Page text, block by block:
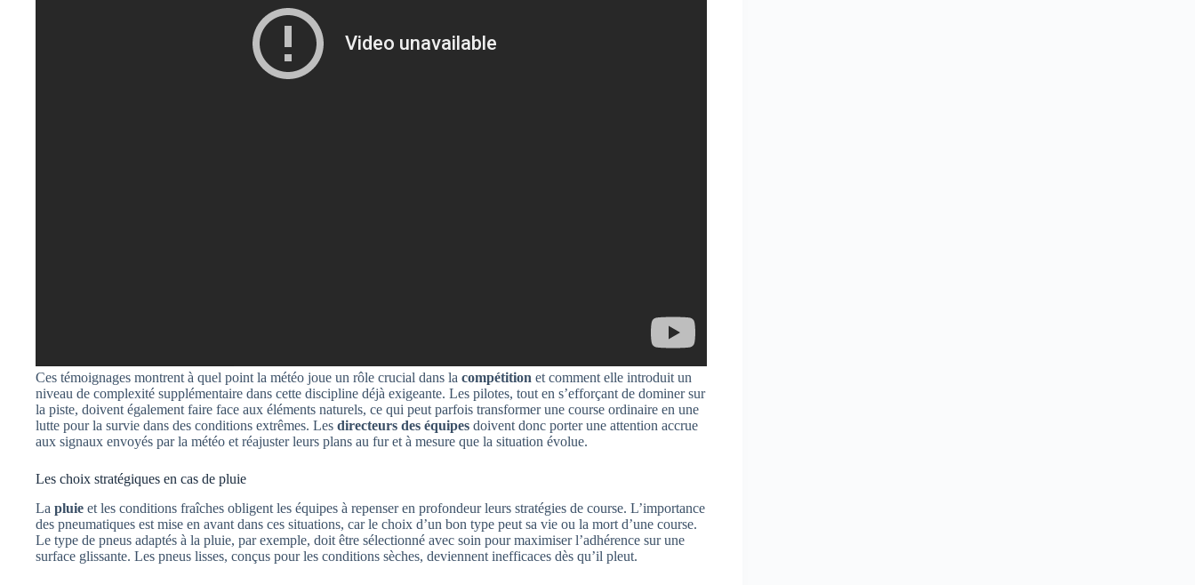
Ces témoignages montrent à quel point la météo joue un rôle crucial dans la compétition et comment elle introduit un
niveau de complexité supplémentaire dans cette discipline déjà exigeante. Les pilotes, tout en s’efforçant de dominer sur
la piste, doivent également faire face aux éléments naturels, ce qui peut parfois transformer une course ordinaire en une
lutte pour la survie dans des conditions extrêmes. Les directeurs des équipes doivent donc porter une attention accrue
aux signaux envoyés par la météo et réajuster leurs plans au fur et à mesure que la situation évolue.
Les choix stratégiques en cas de pluie
La pluie et les conditions fraîches obligent les équipes à repenser en profondeur leurs stratégies de course. L’importance
des pneumatiques est mise en avant dans ces situations, car le choix d’un bon type peut sa vie ou la mort d’une course.
Le type de pneus adaptés à la pluie, par exemple, doit être sélectionné avec soin pour maximiser l’adhérence sur une
surface glissante. Les pneus lisses, conçus pour les conditions sèches, deviennent inefficaces dès qu’il pleut.